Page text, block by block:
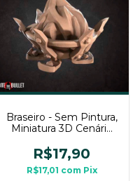
Braseiro - Sem Pintura,
Miniatura 3D Cenário
R$17,90
R$17,01 com Pix